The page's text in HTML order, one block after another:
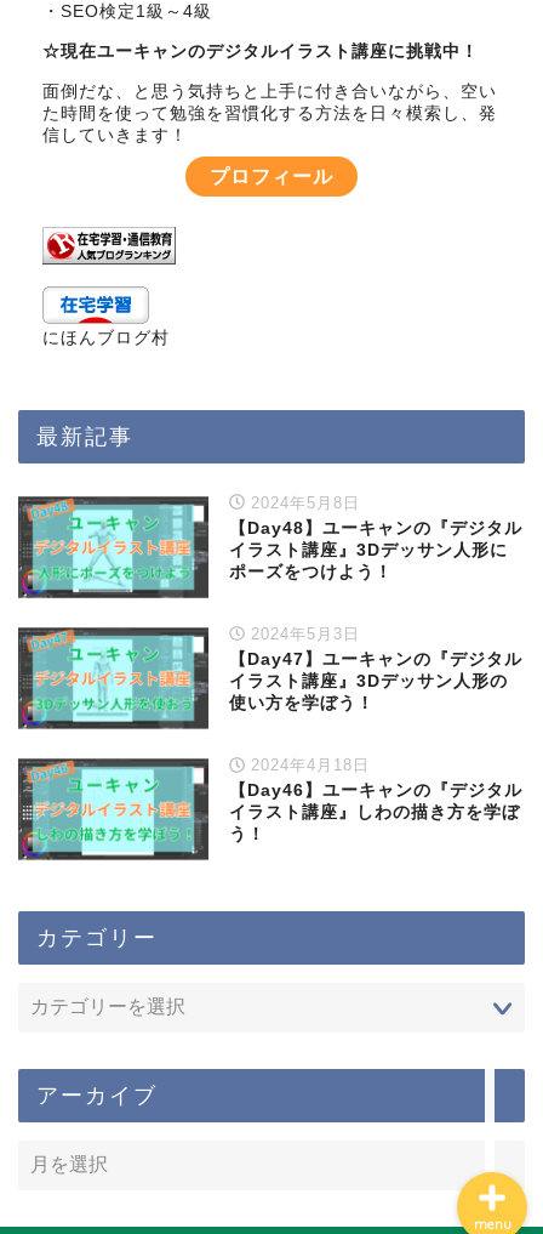
・SEO検定1級～4級
☆現在ユーキャンのデジタルイラスト講座に挑戦中！
面倒だな、と思う気持ちと上手に付き合いながら、空い
た時間を使って勉強を習慣化する方法を日々模索し、発
信していきます！
プロフィール
にほんブログ村
最新記事
2024年5月8日
【Day48】ユーキャンの『デジタル
イラスト講座』3Dデッサン人形に
ポーズをつけよう！
2024年5月3日
【Day47】ユーキャンの『デジタル
イラスト講座』3Dデッサン人形の
使い方を学ぼう！
2024年4月18日
【Day46】ユーキャンの『デジタル
イラスト講座』しわの描き方を学ぼ
う！
カテゴリー
アーカイブ
menu